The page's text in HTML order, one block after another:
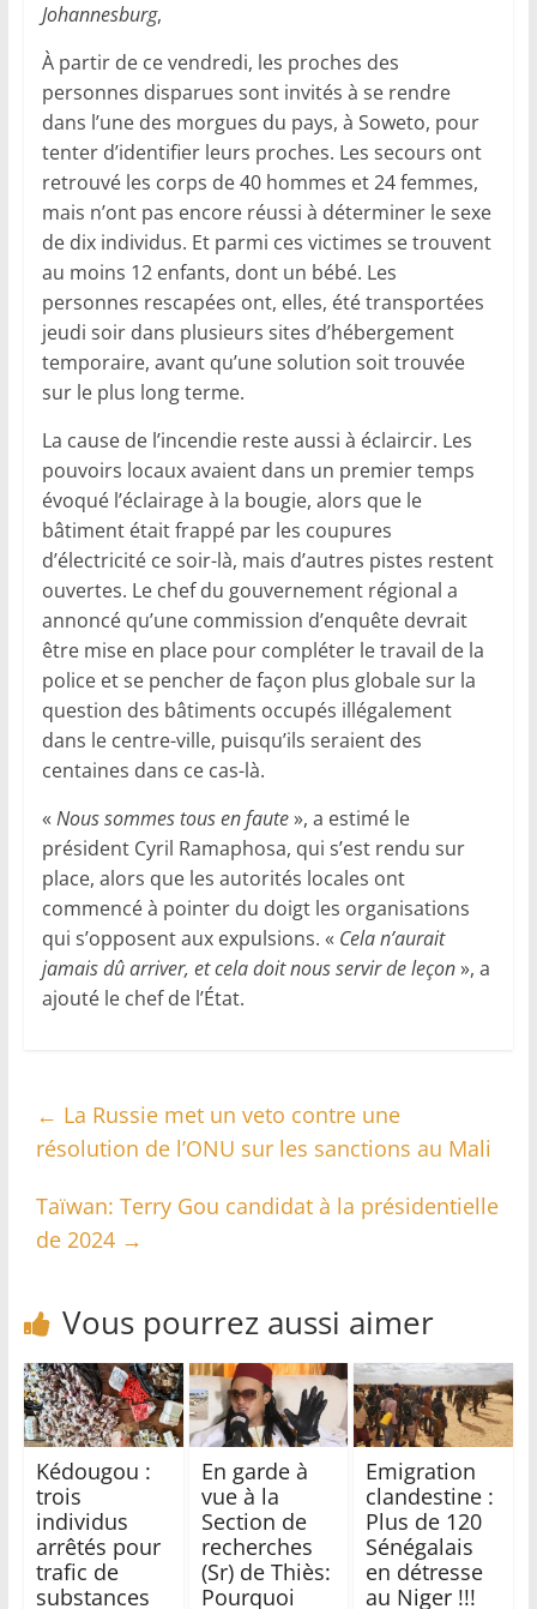
Johannesburg,
À partir de ce vendredi, les proches des
personnes disparues sont invités à se rendre
dans l’une des morgues du pays, à Soweto, pour
tenter d’identifier leurs proches. Les secours ont
retrouvé les corps de 40 hommes et 24 femmes,
mais n’ont pas encore réussi à déterminer le sexe
de dix individus. Et parmi ces victimes se trouvent
au moins 12 enfants, dont un bébé. Les
personnes rescapées ont, elles, été transportées
jeudi soir dans plusieurs sites d’hébergement
temporaire, avant qu’une solution soit trouvée
sur le plus long terme.
La cause de l’incendie reste aussi à éclaircir. Les
pouvoirs locaux avaient dans un premier temps
évoqué l’éclairage à la bougie, alors que le
bâtiment était frappé par les coupures
d’électricité ce soir-là, mais d’autres pistes restent
ouvertes. Le chef du gouvernement régional a
annoncé qu’une commission d’enquête devrait
être mise en place pour compléter le travail de la
police et se pencher de façon plus globale sur la
question des bâtiments occupés illégalement
dans le centre-ville, puisqu’ils seraient des
centaines dans ce cas-là.
« Nous sommes tous en faute», a estimé le
président Cyril Ramaphosa, qui s’est rendu sur
place, alors que les autorités locales ont
commencé à pointer du doigt les organisations
qui s’opposent aux expulsions. « Cela n’aurait
jamais dû arriver, et cela doit nous servir de leçon», a
ajouté le chef de l’État.
← La Russie met un veto contre une
résolution de l’ONU sur les sanctions au Mali
Taïwan: Terry Gou candidat à la présidentielle
de 2024 →
Vous pourrez aussi aimer
Kédougou :
trois
individus
arrêtés pour
trafic de
substances
En garde à
vue à la
Section de
recherches
(Sr) de Thiès:
Pourquoi
Emigration
clandestine :
Plus de 120
Sénégalais
en détresse
au Niger !!!